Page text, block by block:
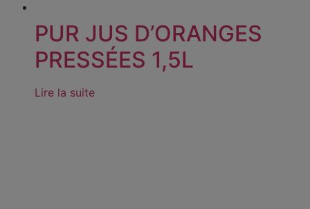
PUR JUS D’ORANGES
PRESSÉES 1,5L
Lire la suite